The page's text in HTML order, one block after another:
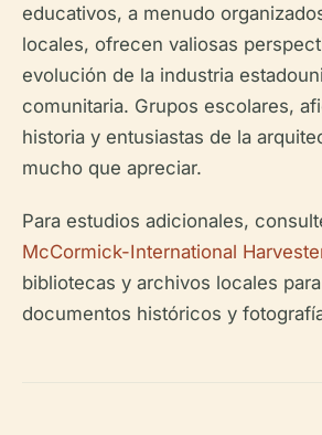
educativos, a menudo
locales, ofrecen valiosas
evolución de la industria
comunitaria. Grupos escolares,
historia y entusiastas de la
mucho que apreciar.
Para estudios adicionales,
McCormick-International
bibliotecas y archivos locales
documentos históricos y